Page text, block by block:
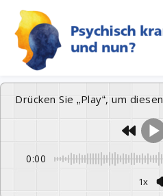
Drücken Sie „Play“, um
0:00
1x